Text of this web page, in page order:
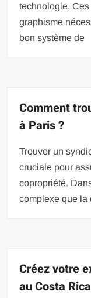
technologie. Ces
graphisme
bon système de
Comment
à Paris ?
Trouver un
cruciale pour
copropriété.
complexe que la
Créez votre
au Costa Rica